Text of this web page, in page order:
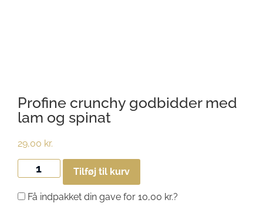
Profine crunchy godbidder med
lam og spinat
29,00 kr.
Tilføj til kurv
Få indpakket din gave for 10,00 kr.?